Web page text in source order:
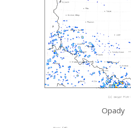
Opady